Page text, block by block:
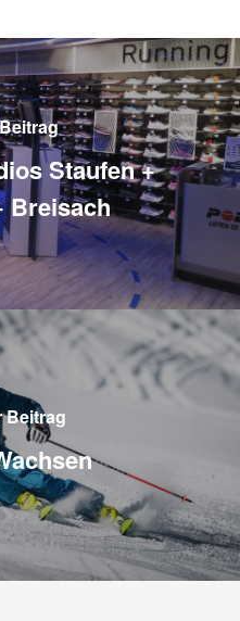
Staufen +
Breisach
Beitrag